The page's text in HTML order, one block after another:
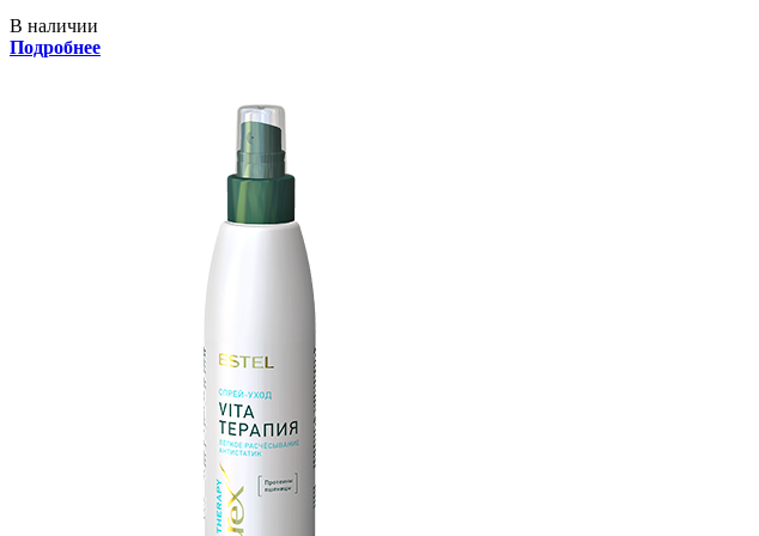
В наличии
Подробнее